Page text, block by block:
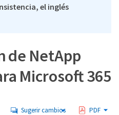
el inglés
de NetApp
Microsoft 365
Sugerir cambios PDF